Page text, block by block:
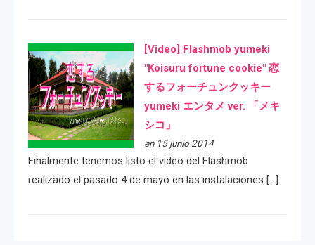
[Video] Flashmob yumeki
"Koisuru fortune cookie" 恋
するフォーチュンクッキー
yumeki エンタメ ver. 「メキ
シコ」
en 15 junio 2014
Finalmente tenemos listo el video del Flashmob
realizado el pasado 4 de mayo en las instalaciones […]